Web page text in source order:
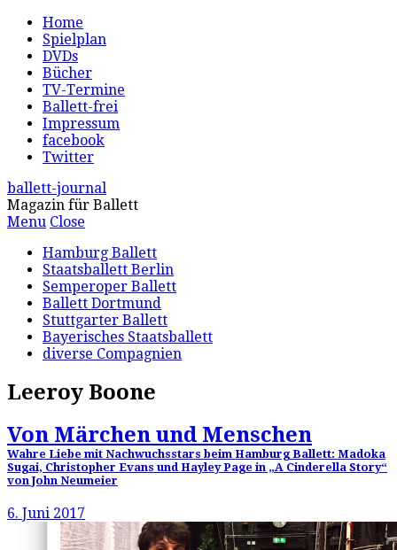
Home
Spielplan
DVDs
Bücher
TV-Termine
Ballett-frei
Impressum
facebook
Twitter
ballett-journal
Magazin für Ballett
Menu Close
Hamburg Ballett
Staatsballett Berlin
Semperoper Ballett
Ballett Dortmund
Stuttgarter Ballett
Bayerisches Staatsballett
diverse Compagnien
Leeroy Boone
Von Märchen und Menschen
Wahre Liebe mit Nachwuchsstars beim Hamburg Ballett: Madoka
Sugai, Christopher Evans und Hayley Page in „A Cinderella Story“
von John Neumeier
6. Juni 2017